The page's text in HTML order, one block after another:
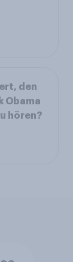
den
Obama
hören?